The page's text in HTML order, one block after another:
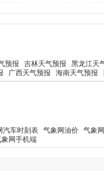
预报 吉林天气预报 黑龙江天
广西天气预报 海南天气预报
汽车时刻表 气象网油价 气象
象网手机端